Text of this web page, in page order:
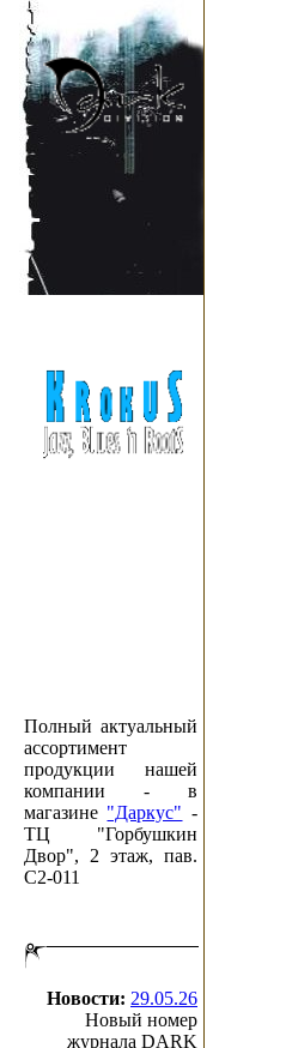
Полный актуальный
ассортимент
продукции нашей
компании - в
магазине "Даркус" -
ТЦ "Горбушкин
Двор", 2 этаж, пав.
C2-011
Новости: 29.05.26
Новый номер
журнала DARK